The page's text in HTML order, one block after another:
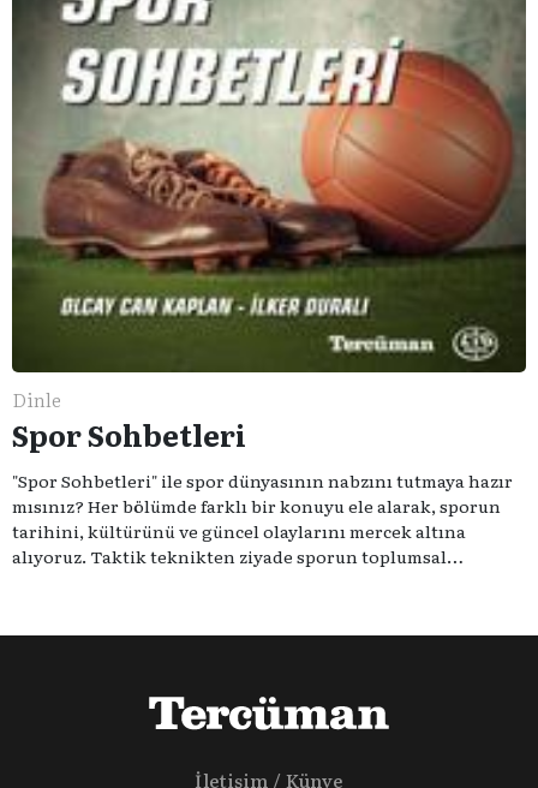
Dinle
Spor Sohbetleri
"Spor Sohbetleri" ile spor dünyasının nabzını tutmaya hazır
mısınız? Her bölümde farklı bir konuyu ele alarak, sporun
tarihini, kültürünü ve güncel olaylarını mercek altına
alıyoruz. Taktik teknikten ziyade sporun toplumsal
göre.
İletişim / Künye